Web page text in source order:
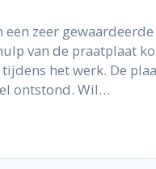
zeer
van de praatplaat
het werk. De
ontstond. Wil…